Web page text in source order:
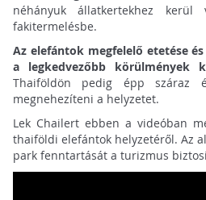
néhányuk állatkertekhez
fakitermelésbe.
Az elefántok megfelelő etetése
a legkedvezőbb körülmények
Thaiföldön pedig épp száraz
megnehezíteni a helyzetet.
Lek Chailert ebben a videóban
thaiföldi elefántok helyzetéről. Az
park fenntartását a turizmus